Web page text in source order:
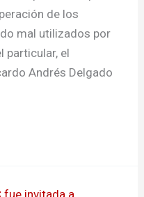
de los
mal utilizados por
particular, el
Andrés Delgado